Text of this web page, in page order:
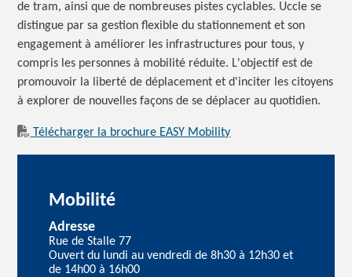
de tram, ainsi que de nombreuses pistes cyclables. Uccle se
distingue par sa gestion flexible du stationnement et son
engagement à améliorer les infrastructures pour tous, y
compris les personnes à mobilité réduite. L'objectif est de
promouvoir la liberté de déplacement et d'inciter les citoyens
à explorer de nouvelles façons de se déplacer au quotidien.
Télécharger la brochure EASY Mobility
Mobilité
Adresse
Rue de Stalle 77
Ouvert du lundi au vendredi de 8h30 à 12h30 et
de 14h00 à 16h00